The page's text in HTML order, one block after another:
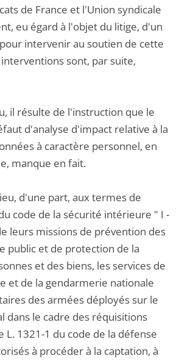
de France et l'Union syndicale
eu égard à l'objet du litige, d'un
intervenir au soutien de cette
sont, par suite,
il résulte de l'instruction que le
d'analyse d'impact relative à la
à caractère personnel, en
manque en fait.
d'une part, aux termes de
code de la sécurité intérieure " I -
leurs missions de prévention des
public et de protection de la
et des biens, les services de
et de la gendarmerie nationale
des armées déployés sur le
dans le cadre des réquisitions
L. 1321-1 du code de la défense
à procéder à la captation, à